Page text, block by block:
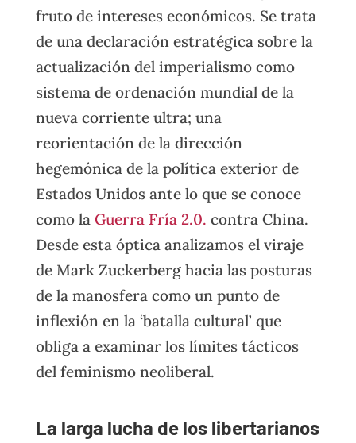
fruto de intereses económicos. Se trata
de una declaración estratégica sobre la
actualización del imperialismo como
sistema de ordenación mundial de la
nueva corriente ultra; una
reorientación de la dirección
hegemónica de la política exterior de
Estados Unidos ante lo que se conoce
como la Guerra Fría 2.0. contra China.
Desde esta óptica analizamos el viraje
de Mark Zuckerberg hacia las posturas
de la manosfera como un punto de
inflexión en la ‘batalla cultural’ que
obliga a examinar los límites tácticos
del feminismo neoliberal.
La larga lucha de los libertarianos